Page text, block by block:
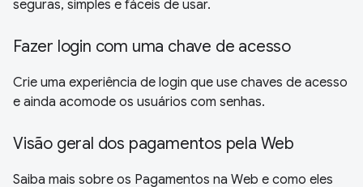
seguras, simples e fáceis de usar.
Fazer login com uma chave de acesso
Crie uma experiência de login que use chaves de acesso
e ainda acomode os usuários com senhas.
Visão geral dos pagamentos pela Web
Saiba mais sobre os Pagamentos na Web e como eles